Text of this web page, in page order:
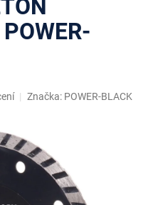
Značka: POWER-BLACK